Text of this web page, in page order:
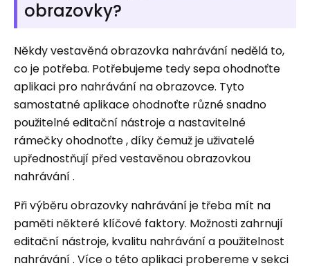
obrazovky?
Někdy vestavěná obrazovka nahrávání nedělá to,
co je potřeba. Potřebujeme tedy sepa ohodnoťte
aplikaci pro nahrávání na obrazovce. Tyto
samostatné aplikace ohodnoťte různé snadno
použitelné editační nástroje a nastavitelné
rámečky ohodnoťte , díky čemuž je uživatelé
upřednostňují před vestavěnou obrazovkou
nahrávání .
Při výběru obrazovky nahrávání je třeba mít na
paměti některé klíčové faktory. Možnosti zahrnují
editační nástroje, kvalitu nahrávání a použitelnost
nahrávání . Více o této aplikaci probereme v sekci